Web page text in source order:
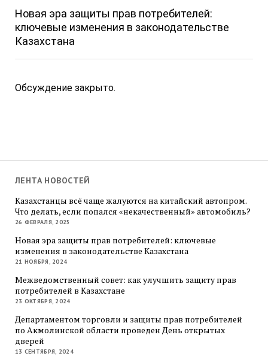
Новая эра защиты прав потребителей:
ключевые изменения в законодательстве
Казахстана
Обсуждение закрыто.
ЛЕНТА НОВОСТЕЙ
Казахстанцы всё чаще жалуются на китайский автопром.
Что делать, если попался «некачественный» автомобиль?
26 ФЕВРАЛЯ, 2025
Новая эра защиты прав потребителей: ключевые
изменения в законодательстве Казахстана
21 НОЯБРЯ, 2024
Межведомственный совет: как улучшить защиту прав
потребителей в Казахстане
23 ОКТЯБРЯ, 2024
Департаментом торговли и защиты прав потребителей
по Акмолинской области проведен День открытых
дверей
13 СЕНТЯБРЯ, 2024